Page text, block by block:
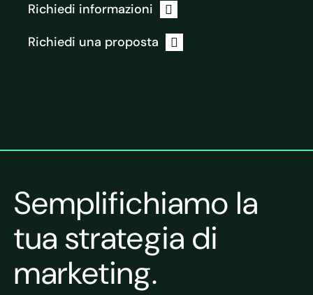
Richiedi informazioni
Richiedi una proposta
Semplifichiamo la
tua strategia di
marketing.